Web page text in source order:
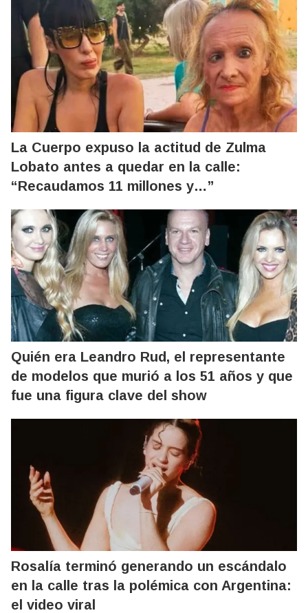
La Cuerpo expuso la actitud de Zulma
Lobato antes a quedar en la calle:
“Recaudamos 11 millones y…”
Quién era Leandro Rud, el representante
de modelos que murió a los 51 años y que
fue una figura clave del show
Rosalía terminó generando un escándalo
en la calle tras la polémica con Argentina:
el video viral